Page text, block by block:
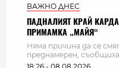
ВАЖНО ДНЕС
ПАДНАЛИЯТ КРАЙ
ПРИМАМКА „МАЙЯ“
Няма причина да се
преднамерен,